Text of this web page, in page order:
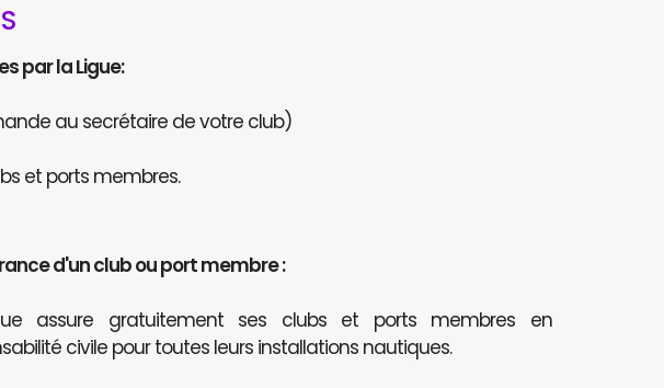
par la Ligue:
au secrétaire de votre club)
et ports membres.
d'un club ou port membre :
assure gratuitement ses clubs et ports membres en
civile pour toutes leurs installations nautiques.